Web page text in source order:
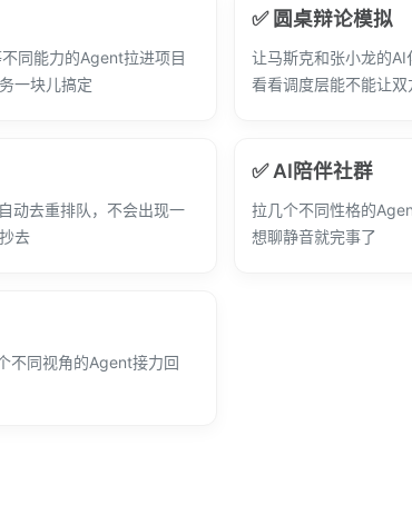
同能力的Agent拉进项目
一块儿搞定
✅ 圆桌辩论模拟
让马斯克和张小龙的AI
看看调度层能不能让
动去重排队，不会出现一
去
✅ AI陪伴社群
拉几个不同性格的
想聊静音就完事了
不同视角的Agent接力回